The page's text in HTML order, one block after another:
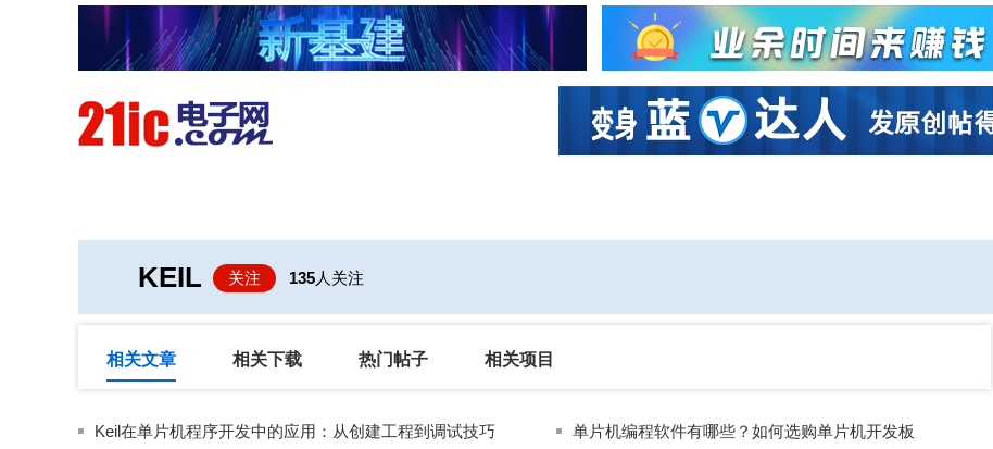
KEIL 关注 135人关注
相关文章 相关下载 热门帖子 相关项目
Keil在单片机程序开发中的应用：从创建工程到调试技巧 单片机编程软件有哪些？如何选购单片机开发板